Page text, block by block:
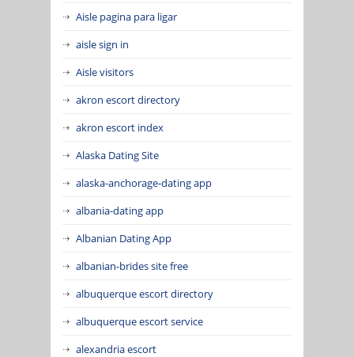
Aisle pagina para ligar
aisle sign in
Aisle visitors
akron escort directory
akron escort index
Alaska Dating Site
alaska-anchorage-dating app
albania-dating app
Albanian Dating App
albanian-brides site free
albuquerque escort directory
albuquerque escort service
alexandria escort